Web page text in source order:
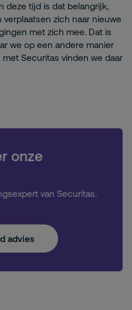
deze tijd is dat belangrijk,
verplaatsen zich naar nieuwe
met zich mee. Dat is
we op een andere manier
Securitas vinden we daar
onze
van Securitas.
advies